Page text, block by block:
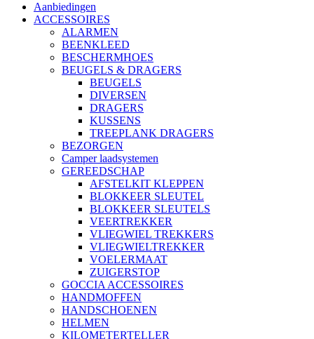
Aanbiedingen
ACCESSOIRES
ALARMEN
BEENKLEED
BESCHERMHOES
BEUGELS & DRAGERS
BEUGELS
DIVERSEN
DRAGERS
KUSSENS
TREEPLANK DRAGERS
BEZORGEN
Camper laadsystemen
GEREEDSCHAP
AFSTELKIT KLEPPEN
BLOKKEER SLEUTEL
BLOKKEER SLEUTELS
VEERTREKKER
VLIEGWIEL TREKKERS
VLIEGWIELTREKKER
VOELERMAAT
ZUIGERSTOP
GOCCIA ACCESSOIRES
HANDMOFFEN
HANDSCHOENEN
HELMEN
KILOMETERTELLER